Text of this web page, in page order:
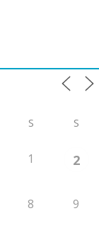
S S
1 2
8 9